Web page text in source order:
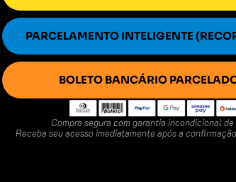
PARCELAMENTO INTELIGENTE
BOLETO BANCÁRIO
Compra segura com garantia incondicional de
Receba seu acesso imediatamente após a